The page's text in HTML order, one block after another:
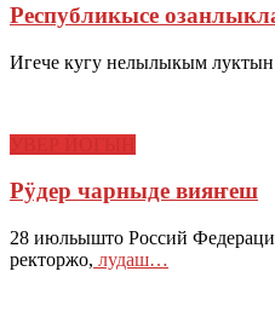
Республикысе
Игече кугу нелылыкым
Рӱдер чарныде вияҥеш
28 июльышто Россий
ректоржо, лудаш…